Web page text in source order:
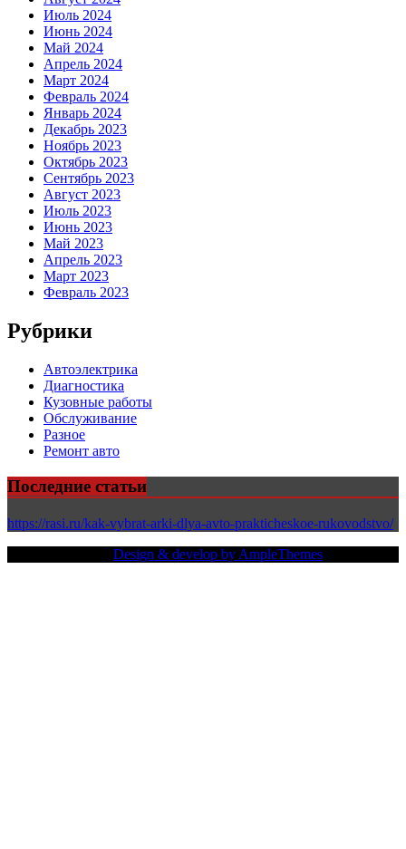
Июль 2024
Июнь 2024
Май 2024
Апрель 2024
Март 2024
Февраль 2024
Январь 2024
Декабрь 2023
Ноябрь 2023
Октябрь 2023
Сентябрь 2023
Август 2023
Июль 2023
Июнь 2023
Май 2023
Апрель 2023
Март 2023
Февраль 2023
Рубрики
Автоэлектрика
Диагностика
Кузовные работы
Обслуживание
Разное
Ремонт авто
Последние статьи
https://rasi.ru/kak-vybrat-arki-dlya-avto-prakticheskoe-rukovodstvo/
Design & develop by AmpleThemes